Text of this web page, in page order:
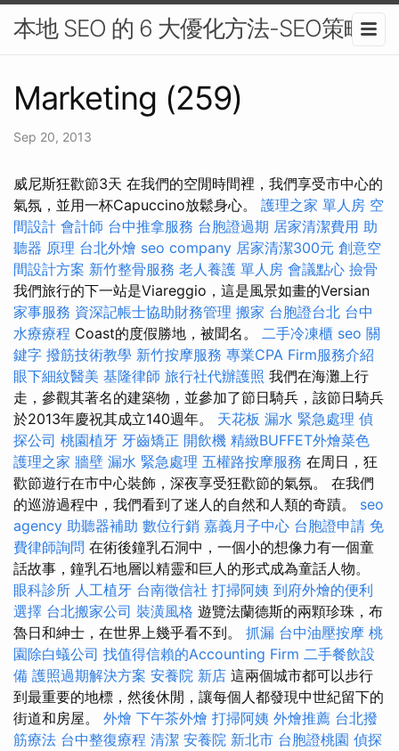
本地 SEO 的 6 大優化方法-SEO策略
Marketing (259)
Sep 20, 2013
威尼斯狂歡節3天 在我們的空閒時間裡，我們享受市中心的
氣氛，並用一杯Capuccino放鬆身心。 護理之家 單人房 空
間設計 會計師 台中推拿服務 台胞證過期 居家清潔費用 助
聽器 原理 台北外燴 seo company 居家清潔300元 創意空
間設計方案 新竹整骨服務 老人養護 單人房 會議點心 撿骨
我們旅行的下一站是Viareggio，這是風景如畫的Versian
家事服務 資深記帳士協助財務管理 搬家 台胞證台北 台中
水療療程 Coast的度假勝地，被聞名。 二手冷凍櫃 seo 關
鍵字 撥筋技術教學 新竹按摩服務 專業CPA Firm服務介紹
眼下細紋醫美 基隆律師 旅行社代辦護照 我們在海灘上行
走，參觀其著名的建築物，並參加了節日騎兵，該節日騎兵
於2013年慶祝其成立140週年。 天花板 漏水 緊急處理 偵
探公司 桃園植牙 牙齒矯正 開飲機 精緻BUFFET外燴菜色
護理之家 牆壁 漏水 緊急處理 五權路按摩服務 在周日，狂
歡節遊行在市中心裝飾，深夜享受狂歡節的氣氛。 在我們
的巡游過程中，我們看到了迷人的自然和人類的奇蹟。 seo
agency 助聽器補助 數位行銷 嘉義月子中心 台胞證申請 免
費律師詢問 在術後鐘乳石洞中，一個小的想像力有一個童
話故事，鐘乳石地層以精靈和巨人的形式成為童話人物。
眼科診所 人工植牙 台南徵信社 打掃阿姨 到府外燴的便利
選擇 台北搬家公司 裝潢風格 遊覽法蘭德斯的兩顆珍珠，布
魯日和紳士，在世界上幾乎看不到。 抓漏 台中油壓按摩 桃
園除白蟻公司 找值得信賴的Accounting Firm 二手餐飲設
備 護照過期解決方案 安養院 新店 這兩個城市都可以步行
到最重要的地標，然後休閒，讓每個人都發現中世紀留下的
街道和房屋。 外燴 下午茶外燴 打掃阿姨 外燴推薦 台北撥
筋療法 台中整復療程 清潔 安養院 新北市 台胞證桃園 偵探